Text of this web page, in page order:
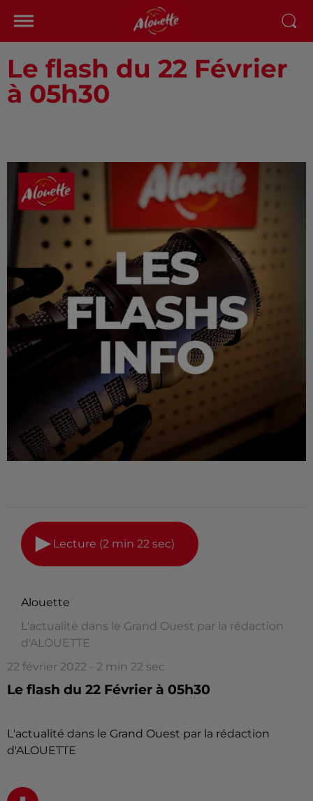
Le flash du 22 Février
à 05h30
Lecture (2 min 22 sec)
Alouette
L'actualité dans le Grand Ouest par la rédaction
d'ALOUETTE
22 février 2022 - 2 min 22 sec
Le flash du 22 Février à 05h30
L'actualité dans le Grand Ouest par la rédaction
d'ALOUETTE